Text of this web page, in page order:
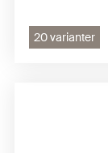
20 varianter